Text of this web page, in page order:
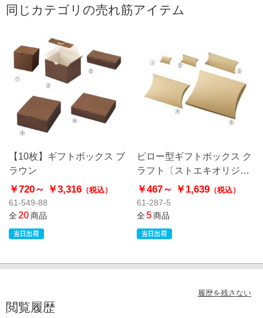
同じカテゴリの売れ筋アイテム
【10枚】ギフトボックス ブ
ラウン
￥720～ ￥3,316 （税込）
61-549-88
全20商品
ピロー型ギフトボックス ク
ラフト〔ストエキオリジナ
ル〕
￥467～ ￥1,639（税込）
61-287-5
全5商品
履歴を残さない
閲覧履歴